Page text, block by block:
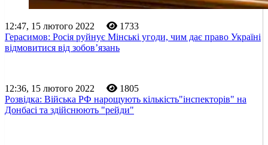
12:47, 15 лютого 2022
1733
Герасимов: Росія руйнує Мінські угоди, чим дає право Україні
відмовитися від зобов’язань
12:36, 15 лютого 2022
1805
Розвідка: Війська РФ нарощують кількість"інспекторів" на
Донбасі та здійснюють "рейди"